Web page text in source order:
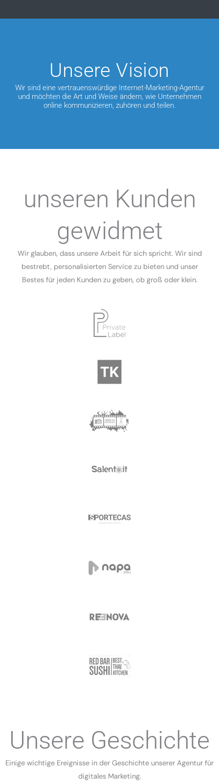
Unsere Vision
Wir sind eine vertrauenswürdige Internet-Marketing-Agentur
und möchten die Art und Weise ändern, wie Unternehmen
online kommunizieren, zuhören und teilen.
unseren Kunden
gewidmet
Wir glauben, dass unsere Arbeit für sich spricht. Wir sind
bestrebt, personalisierten Service zu bieten und unser
Bestes für jeden Kunden zu geben, ob groß oder klein.
Unsere Geschichte
Einige wichtige Ereignisse in der Geschichte unserer Agentur für
digitales Marketing.